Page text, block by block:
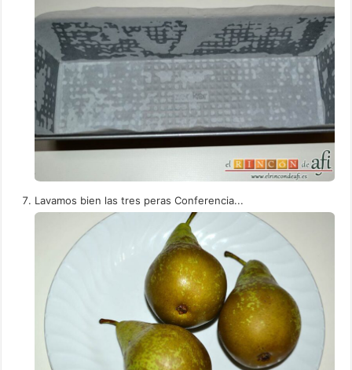
Lavamos bien las tres peras Conferencia...